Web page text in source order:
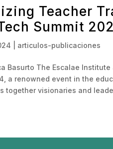
Teacher
Summit
articulos-publicaciones
Basurto The Escalae
a renowned event in the
together visionaries and